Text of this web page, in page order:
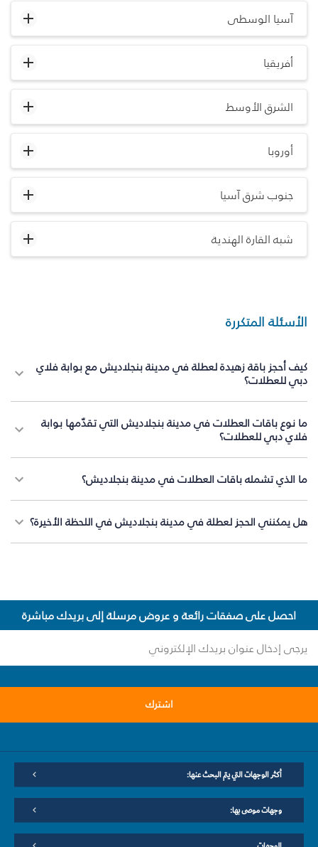
آسيا الوسطى
أفريقيا
الشرق الأوسط
أوروبا
جنوب شرق آسيا
شبه القارة الهندية
الأسئلة المتكررة
كيف أحجز باقة زهيدة لعطلة في مدينة بنجلاديش مع بوابة فلاي
دبي للعطلات؟
ما نوع باقات العطلات في مدينة بنجلاديش التي تقدّمها بوابة
فلاي دبي للعطلات؟
ما الذي تشمله باقات العطلات في مدينة بنجلاديش؟
هل يمكنني الحجز لعطلة في مدينة بنجلاديش في اللحظة الأخيرة؟
احصل على صفقات رائعة و عروض مرسلة إلى بريدك مباشرة
اشترك
أكثر الوجهات التي يتم البحث عنها:
وجهات موصى بها: